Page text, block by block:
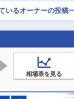
なかなかエエカンジ！
いるオーナーの投稿
相場表を見る